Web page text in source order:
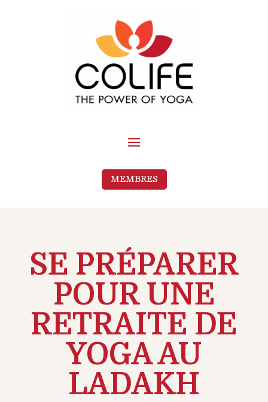
MEMBRES
SE PRÉPARER
POUR UNE
RETRAITE DE
YOGA AU
LADAKH